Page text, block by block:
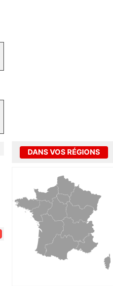
DANS VOS RÉGIONS